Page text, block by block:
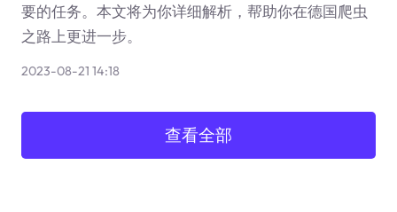
要的任务。本文将为你详细解析，帮助你在德国爬虫
之路上更进一步。
2023-08-21 14:18
查看全部